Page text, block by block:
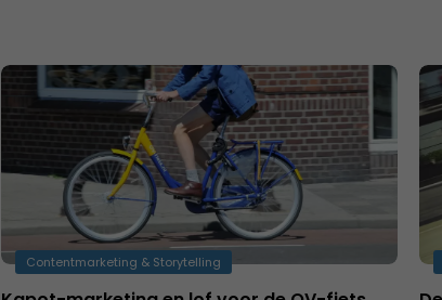
Contentmarketing & Storytelling